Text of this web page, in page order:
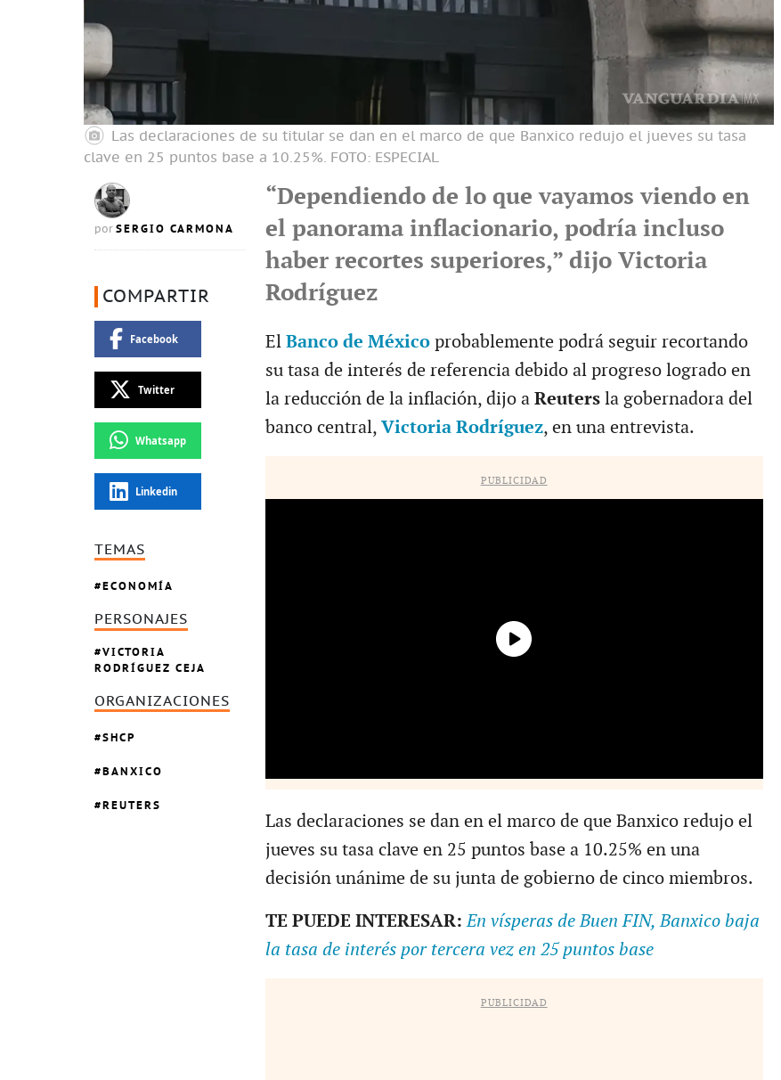
Las declaraciones de su titular se dan en el marco de que Banxico redujo el jueves su tasa
clave en 25 puntos base a 10.25%. FOTO: ESPECIAL
por SERGIO CARMONA
COMPARTIR
Facebook
Twitter
Whatsapp
Linkedin
TEMAS
ECONOMÍA
PERSONAJES
VICTORIA
RODRÍGUEZ CEJA
ORGANIZACIONES
SHCP
BANXICO
REUTERS
“Dependiendo de lo que vayamos viendo en
el panorama inflacionario, podría incluso
haber recortes superiores,” dijo Victoria
Rodríguez
El Banco de Méxicoprobablemente podrá seguir recortando
su tasa de interés de referencia debido al progreso logrado en
la reducción de la inflación, dijo a Reutersla gobernadora del
banco central, Victoria Rodríguez, en una entrevista.
PUBLICIDAD
Las declaraciones se dan en el marco de que Banxico redujo el
jueves su tasa clave en 25 puntos base a 10.25% en una
decisión unánime de su junta de gobierno de cinco miembros.
TE PUEDE INTERESAR:En vísperas de Buen FIN, Banxico baja
la tasa de interés por tercera vez en 25 puntos base
PUBLICIDAD